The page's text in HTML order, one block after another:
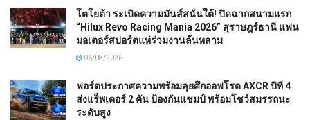
โตโยต้า ระเบิดความมันส์สนั่นใต้! ปิดฉากสนามแรก
“Hilux Revo Racing Mania 2026” สุราษฎร์ธานี แฟน
มอเตอร์สปอร์ตแห่ร่วมงานล้นหลาม
06/08/2026
ฟอร์ดประกาศความพร้อมลุยศึกออฟโรด AXCR ปีที่ 4
ส่งแร็พเตอร์ 2 คัน ป้องกันแชมป์ พร้อมโชว์สมรรถนะ
ระดับสูง